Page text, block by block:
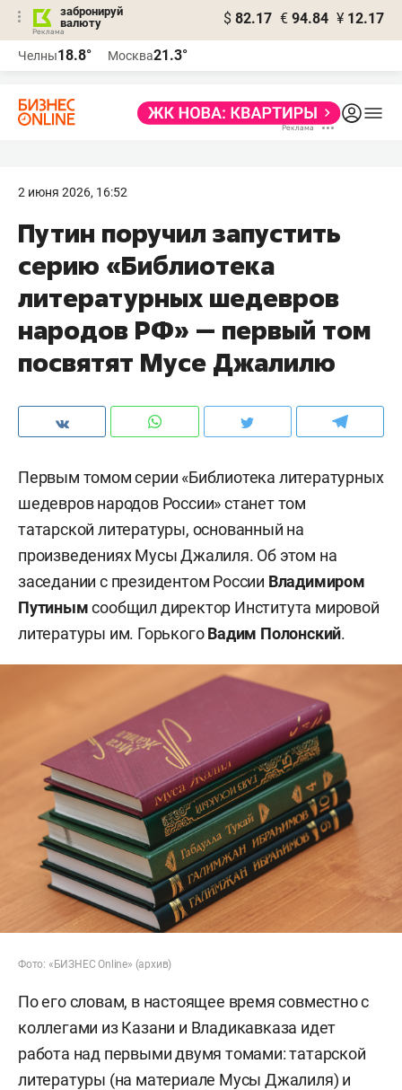
забронируй
валюту
$ 82.17 € 94.84 ¥ 12.17
Челны18.8° Москва21.3°
2 июня 2026, 16:52
Путин поручил запустить
серию «Библиотека
литературных шедевров
народов РФ» — первый том
посвятят Мусе Джалилю
Первым томом серии «Библиотека литературных
шедевров народов России» станет том
татарской литературы, основанный на
произведениях Мусы Джалиля. Об этом на
заседании с президентом России Владимиром
Путинымсообщил директор Института мировой
литературы им. ГорькогоВадим Полонский.
Фото: «БИЗНЕС Online» (архив)
По его словам, в настоящее время совместно с
коллегами из Казани и Владикавказа идет
работа над первыми двумя томами: татарской
литературы (на материале Мусы Джалиля) и